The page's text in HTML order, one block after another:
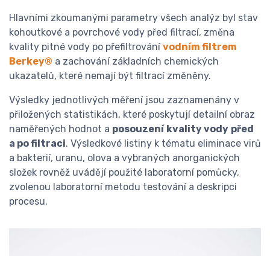
Hlavními zkoumanými parametry všech analýz byl stav
kohoutkové a povrchové vody před filtrací, změna
kvality pitné vody po přefiltrování vodním filtrem
Berkey® a zachování základních chemických
ukazatelů, které nemají být filtrací změněny.
Výsledky jednotlivých měření jsou zaznamenány v
přiložených statistikách, které poskytují detailní obraz
naměřených hodnot a posouzení kvality vody před
a po filtraci. Výsledkové listiny k tématu eliminace virů
a bakterií, uranu, olova a vybraných anorganických
složek rovněž uvádějí použité laboratorní pomůcky,
zvolenou laboratorní metodu testování a deskripci
procesu.